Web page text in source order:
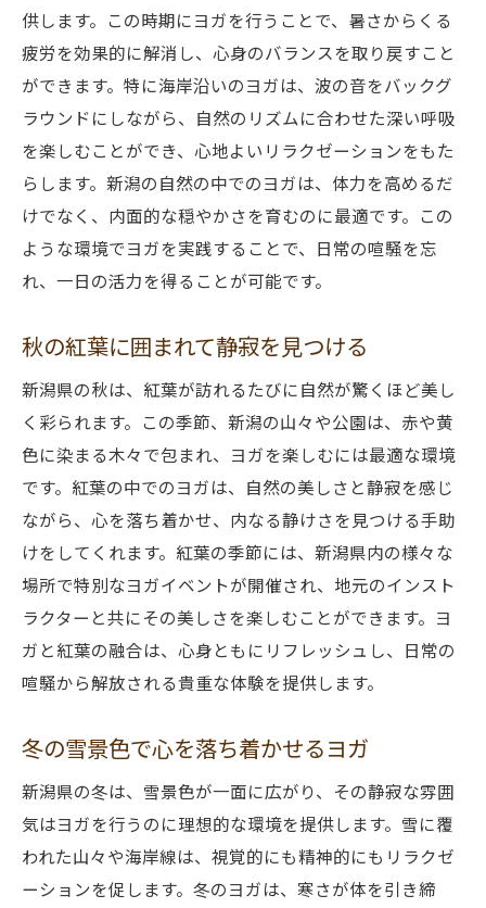
供します。この時期にヨガを行うことで、暑さからくる
疲労を効果的に解消し、心身のバランスを取り戻すこと
ができます。特に海岸沿いのヨガは、波の音をバックグ
ラウンドにしながら、自然のリズムに合わせた深い呼吸
を楽しむことができ、心地よいリラクゼーションをもた
らします。新潟の自然の中でのヨガは、体力を高めるだ
けでなく、内面的な穏やかさを育むのに最適です。この
ような環境でヨガを実践することで、日常の喧騒を忘
れ、一日の活力を得ることが可能です。
秋の紅葉に囲まれて静寂を見つける
新潟県の秋は、紅葉が訪れるたびに自然が驚くほど美し
く彩られます。この季節、新潟の山々や公園は、赤や黄
色に染まる木々で包まれ、ヨガを楽しむには最適な環境
です。紅葉の中でのヨガは、自然の美しさと静寂を感じ
ながら、心を落ち着かせ、内なる静けさを見つける手助
けをしてくれます。紅葉の季節には、新潟県内の様々な
場所で特別なヨガイベントが開催され、地元のインスト
ラクターと共にその美しさを楽しむことができます。ヨ
ガと紅葉の融合は、心身ともにリフレッシュし、日常の
喧騒から解放される貴重な体験を提供します。
冬の雪景色で心を落ち着かせるヨガ
新潟県の冬は、雪景色が一面に広がり、その静寂な雰囲
気はヨガを行うのに理想的な環境を提供します。雪に覆
われた山々や海岸線は、視覚的にも精神的にもリラクゼ
ーションを促します。冬のヨガは、寒さが体を引き締